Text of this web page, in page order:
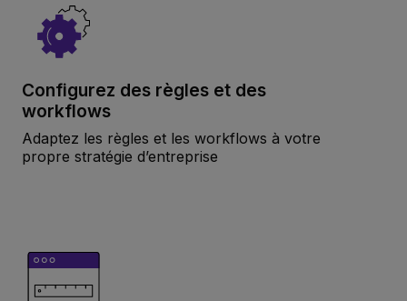
Configurez des règles et des
workflows
Adaptez les règles et les workflows à votre
propre stratégie d’entreprise